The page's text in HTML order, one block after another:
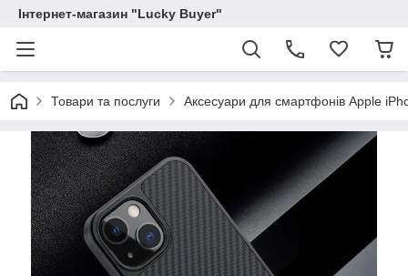
Інтернет-магазин "Lucky Buyer"
Товари та послуги Аксесуари для смартфонів Apple